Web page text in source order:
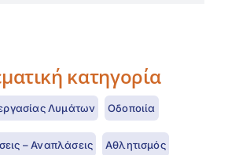
κατηγορία
Λυμάτων Οδοποιία
– Αναπλάσεις Αθλητισμός